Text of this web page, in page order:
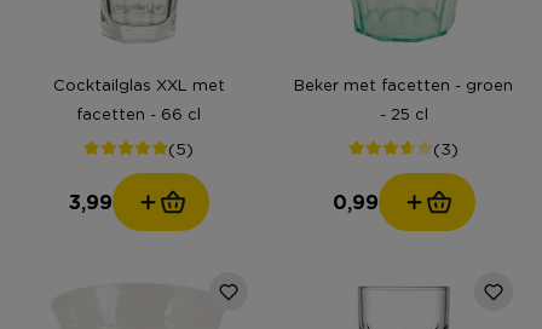
Cocktailglas XXL met
facetten - 66 cl
(5)
3,99
Beker met facetten - groen
- 25 cl
(3)
0,99